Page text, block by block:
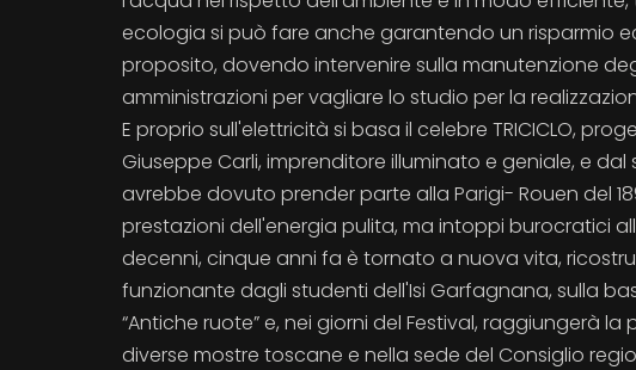
ecologia si può fare anche garantendo un risparmio
proposito, dovendo intervenire sulla manutenzione
amministrazioni per vagliare lo studio per la
E proprio sull'elettricità si basa il celebre TRICICLO,
Giuseppe Carli, imprenditore illuminato e geniale, e
avrebbe dovuto prender parte alla Parigi- Rouen del
prestazioni dell'energia pulita, ma intoppi burocratici
decenni, cinque anni fa è tornato a nuova vita,
funzionante dagli studenti dell'Isi Garfagnana, sulla
“Antiche ruote” e, nei giorni del Festival, raggiungerà
diverse mostre toscane e nella sede del Consiglio